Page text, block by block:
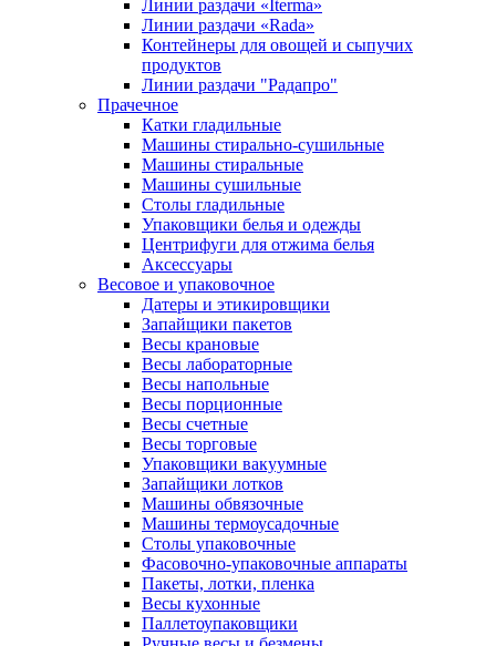
Линии раздачи «Iterma»
Линии раздачи «Rada»
Контейнеры для овощей и сыпучих
продуктов
Линии раздачи "Радапро"
Прачечное
Катки гладильные
Машины стирально-сушильные
Машины стиральные
Машины сушильные
Столы гладильные
Упаковщики белья и одежды
Центрифуги для отжима белья
Аксессуары
Весовое и упаковочное
Датеры и этикировщики
Запайщики пакетов
Весы крановые
Весы лабораторные
Весы напольные
Весы порционные
Весы счетные
Весы торговые
Упаковщики вакуумные
Запайщики лотков
Машины обвязочные
Машины термоусадочные
Столы упаковочные
Фасовочно-упаковочные аппараты
Пакеты, лотки, пленка
Весы кухонные
Паллетоупаковщики